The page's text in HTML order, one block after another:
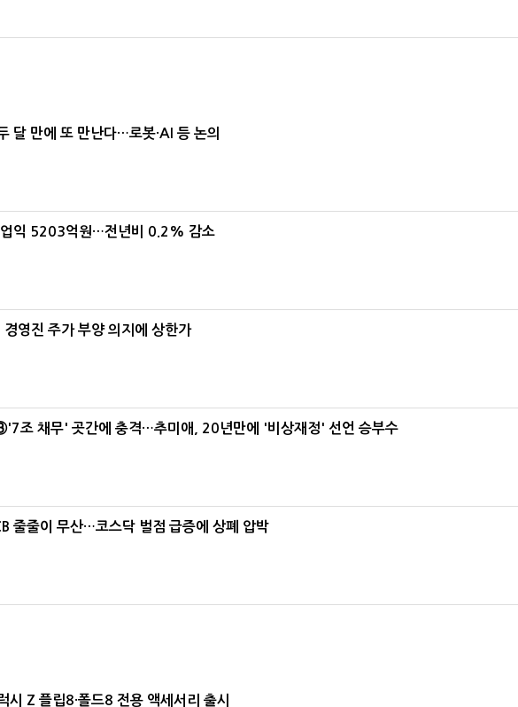
달 만에 또 만난다…로봇·AI 등 논의
업익 5203억원…전년비 0.2% 감소
경영진 주가 부양 의지에 상한가
조 채무' 곳간에 충격…추미애, 20년만에 '비상재정' 선언 승부수
줄줄이 무산…코스닥 벌점 급증에 상폐 압박
시 Z 플립8·폴드8 전용 액세서리 출시